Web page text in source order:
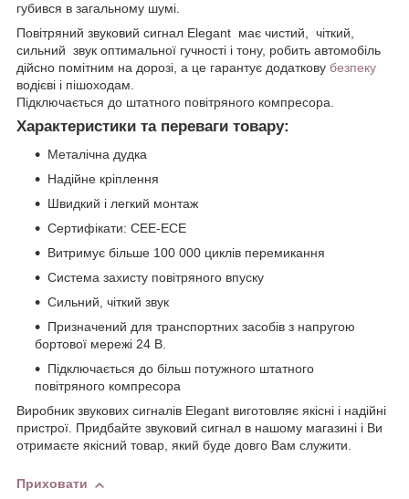
губився в загальному шумі.
Повітряний звуковий сигнал Elegant має чистий, чіткий,
сильний звук оптимальної гучності і тону, робить автомобіль
дійсно помітним на дорозі, а це гарантує додаткову безпеку
водієві і пішоходам.
Підключається до штатного повітряного компресора.
Характеристики та переваги товару:
Металічна дудка
Надійне кріплення
Швидкий і легкий монтаж
Сертифікати: CEE-ECE
Витримує більше 100 000 циклів перемикання
Система захисту повітряного впуску
Сильний, чіткий звук
Призначений для транспортних засобів з напругою
бортової мережі 24 В.
Підключається до більш потужного штатного
повітряного компресора
Виробник звукових сигналів Elegant виготовляє якісні і надійні
пристрої. Придбайте звуковий сигнал в нашому магазині і Ви
отримаєте якісний товар, який буде довго Вам служити.
Приховати